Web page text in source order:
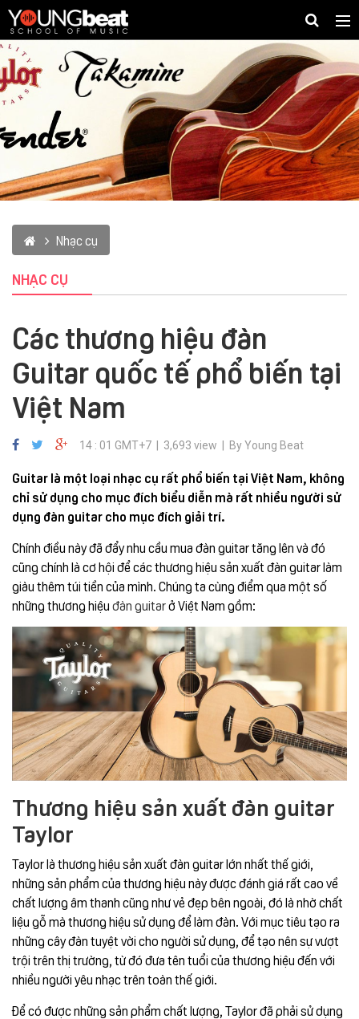
Nhạc cụ
NHẠC CỤ
Các thương hiệu đàn
Guitar quốc tế phổ biến tại
Việt Nam
14 : 01 GMT+7 | 3,693 view | By Young Beat
Guitar là một loại nhạc cụ rất phổ biến tại Việt Nam, không
chỉ sử dụng cho mục đích biểu diễn mà rất nhiều người sử
dụng đàn guitar cho mục đích giải trí.
Chính điều này đã đẩy nhu cầu mua đàn guitar tăng lên và đó
cũng chính là cơ hội để các thương hiệu sản xuất đàn guitar làm
giàu thêm túi tiền của mình. Chúng ta cùng điểm qua một số
những thương hiệuđàn guitarở Việt Nam gồm:
Thương hiệu sản xuất đàn guitar
Taylor
Taylor là thương hiệu sản xuất đàn guitar lớn nhất thế giới,
những sản phẩm của thương hiệu này được đánh giá rất cao về
chất lượng âm thanh cũng như vẻ đẹp bên ngoài, đó là nhờ chất
liệu gỗ mà thương hiệu sử dụng để làm đàn. Với mục tiêu tạo ra
những cây đàn tuyệt vời cho người sử dụng, để tạo nên sự vượt
trội trên thị trường, từ đó đưa tên tuổi của thương hiệu đến với
nhiều người yêu nhạc trên toàn thế giới.
Để có được những sản phẩm chất lượng, Taylor đã phải sử dụng